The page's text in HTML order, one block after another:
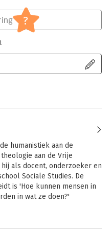
?
humanistiek aan de
aan de Vrije
als docent, onderzoeker en
Sociale Studies. De
is 'Hoe kunnen mensen in
in wat ze doen?'